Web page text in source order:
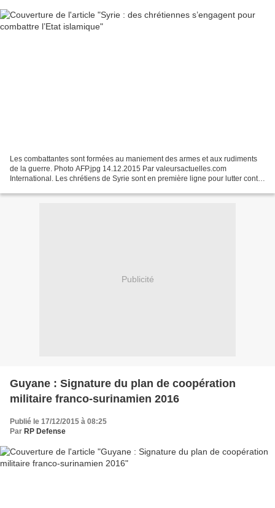
Les combattantes sont formées au maniement des armes et aux rudiments
de la guerre. Photo AFP.jpg 14.12.2015 Par valeursactuelles.com
International. Les chrétiens de Syrie sont en première ligne pour lutter contre
Publicité
Guyane : Signature du plan de coopération
militaire franco-surinamien 2016
Publié le 17/12/2015 à 08:25
Par RP Defense